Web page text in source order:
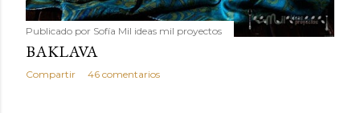
Publicado por Sofía Mil ideas mil proyectos
BAKLAVA
Compartir 46 comentarios